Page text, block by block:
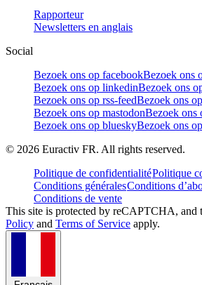
Rapporteur
Newsletters en anglais
Social
Bezoek ons op facebookBezoek ons
Bezoek ons op linkedinBezoek ons
Bezoek ons op rss-feedBezoek ons
Bezoek ons op mastodonBezoek ons
Bezoek ons op blueskyBezoek ons
© 2026 Euractiv FR. All rights reserved.
Politique de confidentialitéPolitique
Conditions généralesConditions
Conditions de vente
This site is protected by reCAPTCHA, and
Policy and Terms of Service apply.